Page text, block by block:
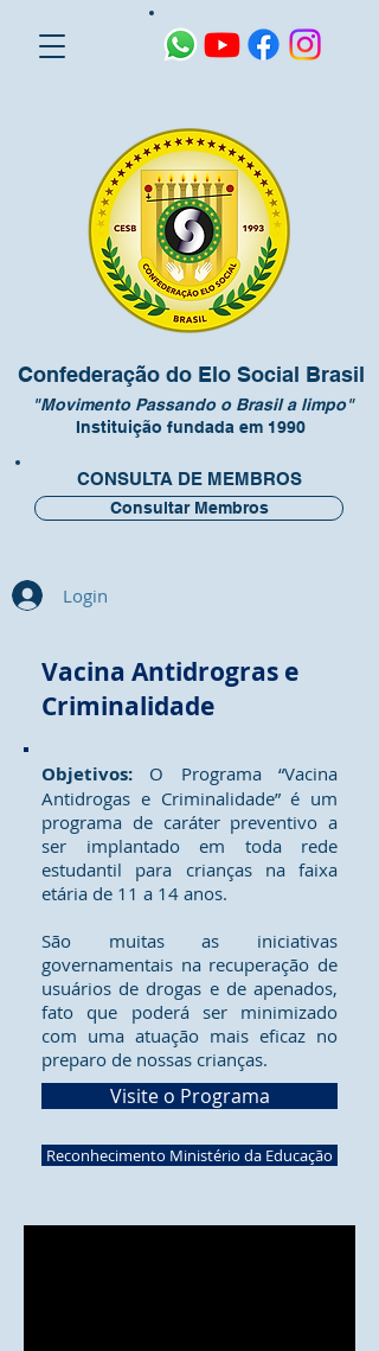
Confederação do Elo Social Brasil
"Movimento Passando o Brasil a limpo"
Instituição fundada em 1990
CONSULTA DE MEMBROS
Consultar Membros
Login
Vacina Antidrogras e
Criminalidade
Objetivos: O Programa “Vacina
Antidrogas e Criminalidade” é um
programa de caráter preventivo a
ser implantado em toda rede
estudantil para crianças na faixa
etária de 11 a 14 anos.
São muitas as iniciativas
governamentais na recuperação de
usuários de drogas e de apenados,
fato que poderá ser minimizado
com uma atuação mais eficaz no
preparo de nossas crianças.
Visite o Programa
Reconhecimento Ministério da Educação